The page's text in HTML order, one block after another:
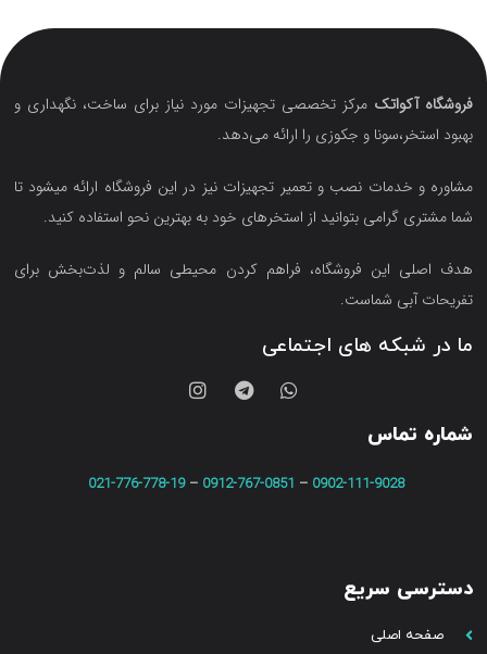
فروشگاه آکواتک مرکز تخصصی تجهیزات مورد نیاز برای ساخت، نگهداری و
بهبود استخر،سونا و جکوزی را ارائه می‌دهد.
مشاوره و خدمات نصب و تعمیر تجهیزات نیز در این فروشگاه ارائه میشود تا
شما مشتری گرامی بتوانید از استخرهای خود به بهترین نحو استفاده کنید.
هدف اصلی این فروشگاه‌، فراهم کردن محیطی سالم و لذت‌بخش برای
تفریحات آبی شماست.
ما در شبکه های اجتماعی
شماره تماس
0902-111-9028
–
0912-767-0851
–
021-776-778-19
دسترسی سریع
صفحه اصلی